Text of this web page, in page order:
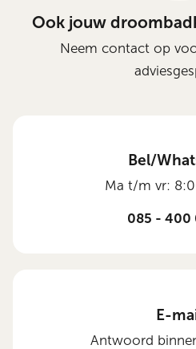
Ook jouw
Neem contact op
Bel/
Ma t/m vr:
085 - 400
E-
Antwoord